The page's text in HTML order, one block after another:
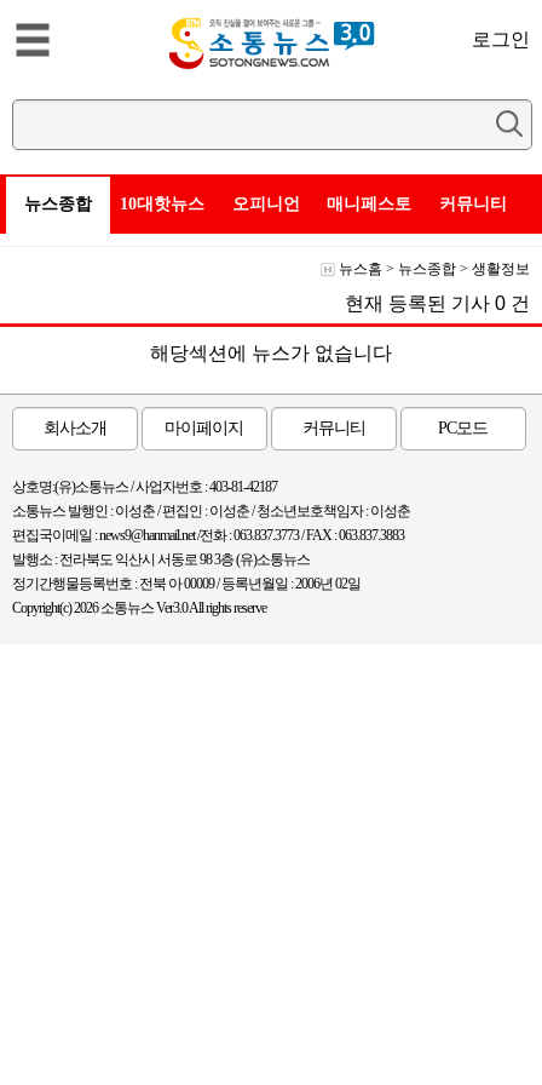
로그인
뉴스종합 10대핫뉴스 오피니언 매니페스토 커뮤니티
뉴스홈 > 뉴스종합 > 생활정보
현재 등록된 기사 0 건
해당섹션에 뉴스가 없습니다
회사소개 마이페이지 커뮤니티 PC모드
상호명:(유)소통뉴스 / 사업자번호 : 403-81-42187
소통뉴스 발행인 : 이성춘 / 편집인 : 이성춘 / 청소년보호책임자 : 이성춘
편집국이메일 : news9@hanmail.net /전화 : 063.837.3773 / FAX : 063.837.3883
발행소 : 전라북도 익산시 서동로 98 3층 (유)소통뉴스
정기간행물등록번호 : 전북 아 00009 / 등록년월일 : 2006년 02일
Copyright(c) 2026 소통뉴스 Ver3.0 All rights reserve